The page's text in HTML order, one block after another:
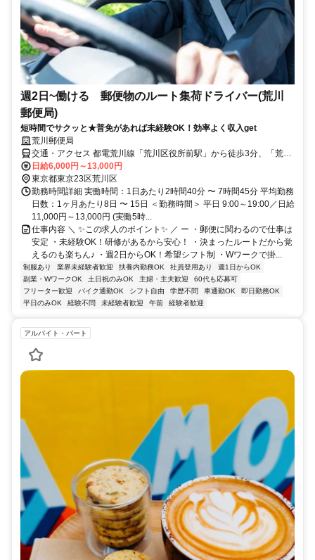
週2日~働ける 郵便物のルート集荷ドライバー(荒川
郵便局)
短時間でサクッと★普免があれば未経験OK！効率よく収入get
荒川郵便局
交通・アクセス 都電荒川線「荒川区役所前駅」から徒歩3分、「荒川
一中前駅」から徒歩7分
日給6,000円～13,000円
東京都東京23区荒川区
勤務時間詳細 実働時間：1日あたり2時間40分 〜 7時間45分 平均勤務
日数：1ヶ月あたり8日 〜 15日 ＜勤務時間＞ 平日 9:00～19:00／日給
11,000円～13,000円 (実働5時...
仕事内容 ＼ ✨この求人のポイント✨ ／ ー ・郵便に関わるので仕事は
安定 ・未経験OK！研修があるから安心！ ・決まったルートだから覚
えるのも楽ちん♪ ・週2日からOK！希望シフト制 ・Wワークで掛...
制服あり 業界未経験者歓迎 扶養内勤務OK 社員登用あり
週1日からOK
副業・WワークOK
土日祝のみOK 主婦・主夫歓迎
60代も応募可
フリーター歓迎
バイク通勤OK シフト自由 学歴不問 車通勤OK
即日勤務OK
平日のみOK
経験不問 未経験者歓迎 午前 経験者歓迎
アルバイト・パート